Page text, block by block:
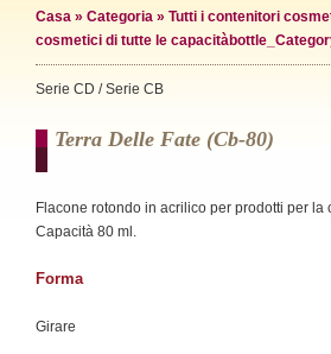
Casa » Categoria » Tutti i contenitori
cosmetici di tutte le capacità
Serie CD / Serie CB
Terra Delle Fate (cb-80)
Flacone rotondo in acrilico per prodotti per la
Capacità 80 ml.
Forma
Girare